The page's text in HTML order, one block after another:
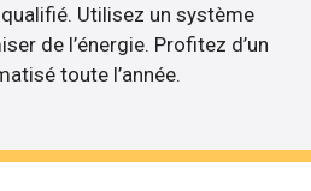
Utilisez un système
de l’énergie. Profitez d’un
toute l’année.